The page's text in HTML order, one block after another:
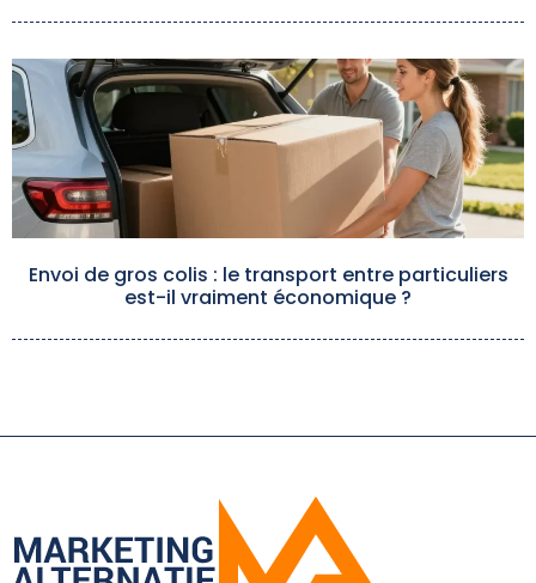
Envoi de gros colis : le transport entre particuliers
est-il vraiment économique ?